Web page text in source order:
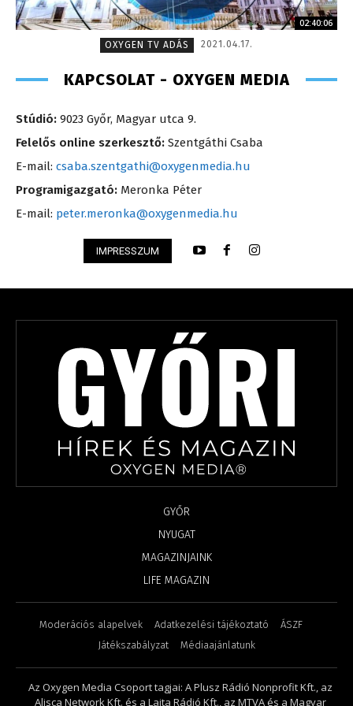
02:40:06
OXYGEN TV ADÁS
2021.04.17.
KAPCSOLAT - OXYGEN MEDIA
Stúdió: 9023 Győr, Magyar utca 9.
Felelős online szerkesztő: Szentgáthi Csaba
E-mail: csaba.szentgathi@oxygenmedia.hu
Programigazgató: Meronka Péter
E-mail: peter.meronka@oxygenmedia.hu
IMPRESSZUM
GYŐR
NYUGAT
MAGAZINJAINK
LIFE MAGAZIN
Moderációs alapelvek Adatkezelési tájékoztató
ÁSZF
Játékszabályzat
Médiaajánlatunk
Az Oxygen Media Csoport tagjai: A Plusz Rádió Nonprofit Kft., az
Alisca Network Kft. és a Lajta Rádió Kft., az MTVA és a Magyar